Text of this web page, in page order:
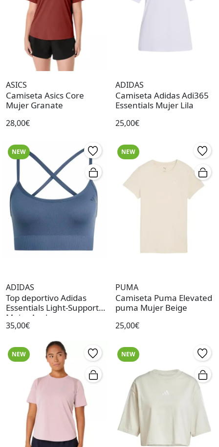
ASICS
Camiseta Asics Core
Mujer Granate
28,00€
ADIDAS
Camiseta Adidas Adi365
Essentials Mujer Lila
25,00€
NEW
ADIDAS
Top deportivo Adidas
Essentials Light-Support
Mujer Azul
35,00€
NEW
PUMA
Camiseta Puma Elevated
puma Mujer Beige
25,00€
NEW NEW